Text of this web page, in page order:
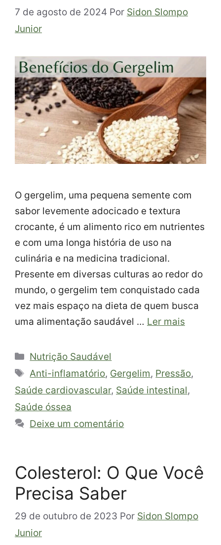
7 de agosto de 2024 Por Sidon Slompo
Junior
O gergelim, uma pequena semente com
sabor levemente adocicado e textura
crocante, é um alimento rico em nutrientes
e com uma longa história de uso na
culinária e na medicina tradicional.
Presente em diversas culturas ao redor do
mundo, o gergelim tem conquistado cada
vez mais espaço na dieta de quem busca
uma alimentação saudável … Ler mais
Categorias
Nutrição Saudável
Tags
Anti-inflamatório, Gergelim, Pressão,
Saúde cardiovascular, Saúde intestinal,
Saúde óssea
Deixe um comentário
Colesterol: O Que Você
Precisa Saber
29 de outubro de 2023 Por Sidon Slompo
Junior